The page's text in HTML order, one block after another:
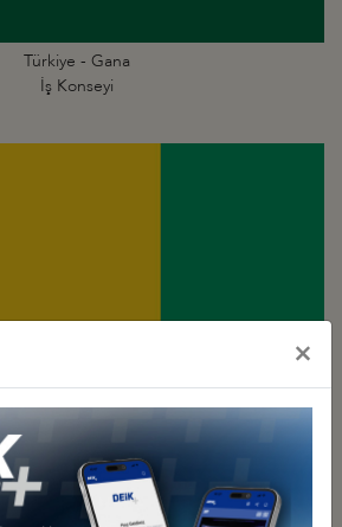
Türkiye - Gana
İş Konseyi
Türkiye - Gine
İş Konseyi
×